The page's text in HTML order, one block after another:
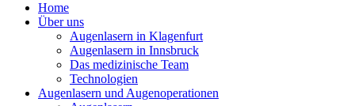
Home
Über uns
Augenlasern in Klagenfurt
Augenlasern in Innsbruck
Das medizinische Team
Technologien
Augenlasern und Augenoperationen